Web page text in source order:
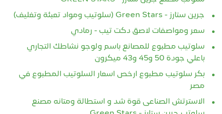
جرين ستارز - Green Stars (سلوتيب ومواد تعبئة وتغليف)
سعر ومواصفات لاصق دكت تيب - رمادي
سلوتيب مطبوع للمصانع باسم ولوجو نشاطك التجاري
باعلي جودة 50 و45 و43 ميكرون
بكر سلوتيب مطبوع ارخص اسعار السلوتيب المطبوع في
الاسترتش الصناعى قوة شد و استطالة ومتانه مصنع
سلوتب جرين ستارز - Green Stars